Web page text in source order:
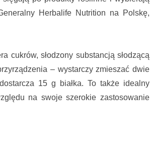
Herbalife Nutrition na Polskę,
cukrów, słodzony substancją słodzącą
– wystarczy zmieszać dwie
15 g białka. To także idealny
na swoje szerokie zastosowanie